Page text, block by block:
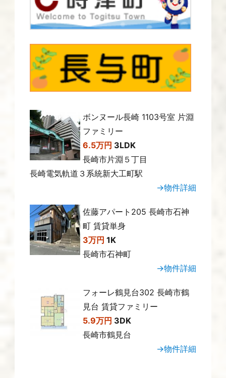
ボンヌール長崎 1103号室 片淵
ファミリー
6.5万円 3LDK
長崎市片淵５丁目
長崎電気軌道３系統新大工町駅
→物件詳細
佐藤アパート205 長崎市石神
町 賃貸単身
3万円 1K
長崎市石神町
→物件詳細
フォーレ鶴見台302 長崎市鶴
見台 賃貸ファミリー
5.9万円 3DK
長崎市鶴見台
→物件詳細